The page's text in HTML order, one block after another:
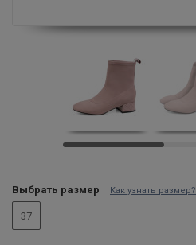
Выбрать размер Как узнать размер?
37